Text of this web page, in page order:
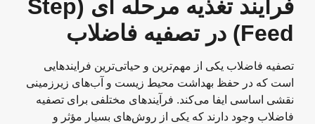
فرآیند تغذیه مرحله‌ ای (Step
Feed) در تصفیه فاضلاب
تصفیه فاضلاب یکی از مهم‌ترین و حیاتی‌ترین فرایندهایی
است که در حفظ بهداشت محیط زیست و آب‌های زیرزمینی
نقشی اساسی ایفا می‌کند. فرآیندهای مختلفی برای تصفیه
فاضلاب وجود دارند که یکی از روش‌های بسیار مؤثر و